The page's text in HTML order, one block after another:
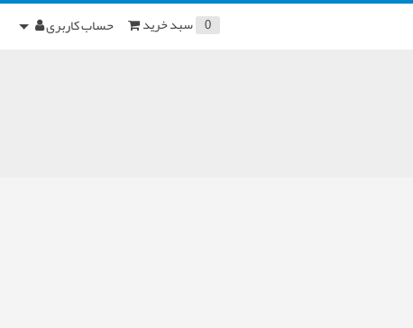
حساب کاربری 0 سبد خرید